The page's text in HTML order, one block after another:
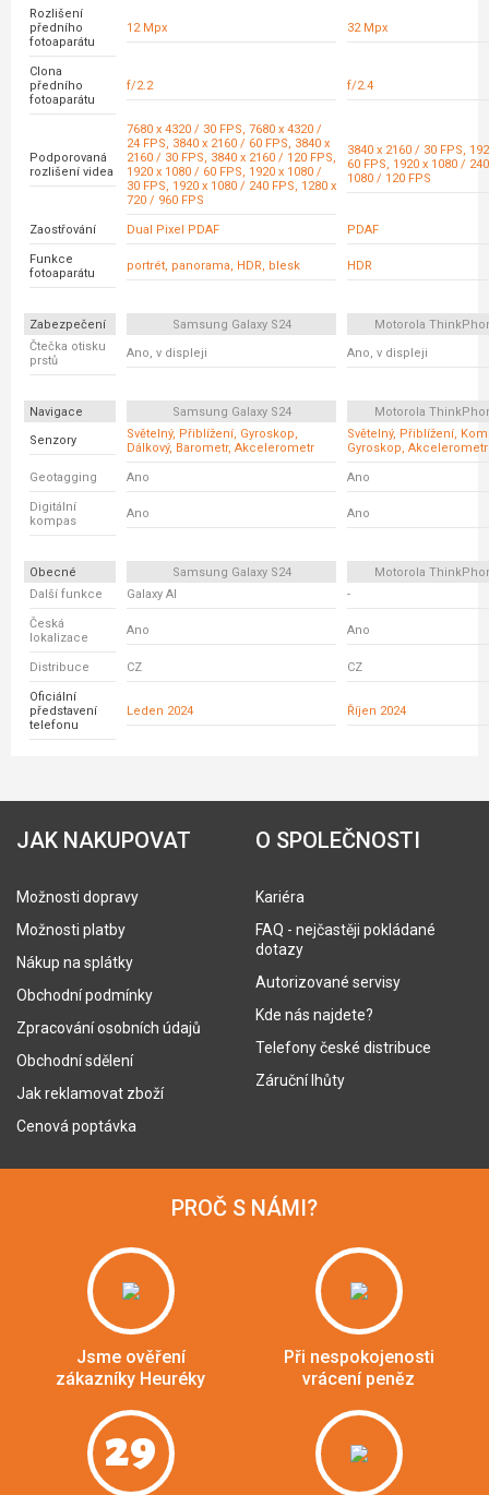
Rozlišení
předního
fotoaparátu
12 Mpx 32 Mpx
Clona
předního
fotoaparátu
f/2.2 f/2.4
Podporovaná
rozlišení videa
7680 x 4320 / 30 FPS, 7680 x 4320 /
24 FPS, 3840 x 2160 / 60 FPS, 3840 x
2160 / 30 FPS, 3840 x 2160 / 120 FPS,
1920 x 1080 / 60 FPS, 1920 x 1080 /
30 FPS, 1920 x 1080 / 240 FPS, 1280 x
720 / 960 FPS
3840 x 2160 / 30 FPS,
60 FPS, 1920 x 1080 /
1080 / 120 FPS
Zaostřování Dual Pixel PDAF PDAF
Funkce
fotoaparátu
portrét, panorama, HDR, blesk HDR
Zabezpečení Samsung Galaxy S24
Motorola
Čtečka otisku
prstů
Ano, v displeji Ano, v displeji
Navigace Samsung Galaxy S24
Motorola
Senzory
Světelný, Přiblížení, Gyroskop,
Dálkový, Barometr, Akcelerometr
Světelný, Přiblížení,
Gyroskop, Akcelerometr
Geotagging Ano Ano
Digitální
kompas
Ano Ano
Obecné Samsung Galaxy S24
Motorola
Další funkce
Galaxy AI -
Česká
lokalizace
Ano Ano
Distribuce CZ CZ
Oficiální
představení
telefonu
Leden 2024 Říjen 2024
JAK NAKUPOVAT
Možnosti dopravy
Možnosti platby
Nákup na splátky
Obchodní podmínky
Zpracování osobních údajů
Obchodní sdělení
Jak reklamovat zboží
Cenová poptávka
O SPOLEČNOSTI
Kariéra
FAQ - nejčastěji pokládané
dotazy
Autorizované servisy
Kde nás najdete?
Telefony české distribuce
Záruční lhůty
PROČ S NÁMI?
Jsme ověření
zákazníky Heuréky
Při nespokojenosti
vrácení peněz
29